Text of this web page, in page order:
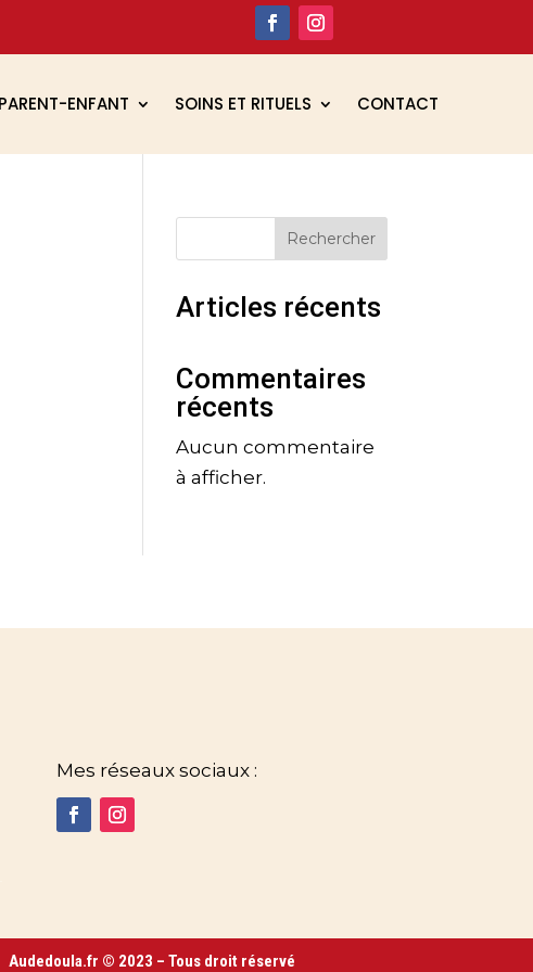
ENFANT SOINS ET RITUELS CONTACT
Rechercher
Articles récents
Commentaires
récents
Aucun commentaire
à afficher.
Mes réseaux sociaux :
Audedoula.fr © 2023 – Tous droit réservé